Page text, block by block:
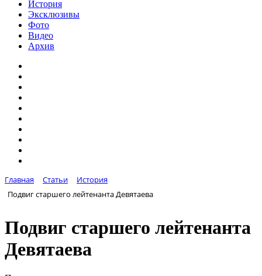
История
Эксклюзивы
Фото
Видео
Архив
Главная Статьи
История
Подвиг старшего лейтенанта Девятаева
Подвиг старшего лейтенанта
Девятаева